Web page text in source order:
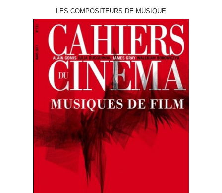
LES COMPOSITEURS DE MUSIQUE